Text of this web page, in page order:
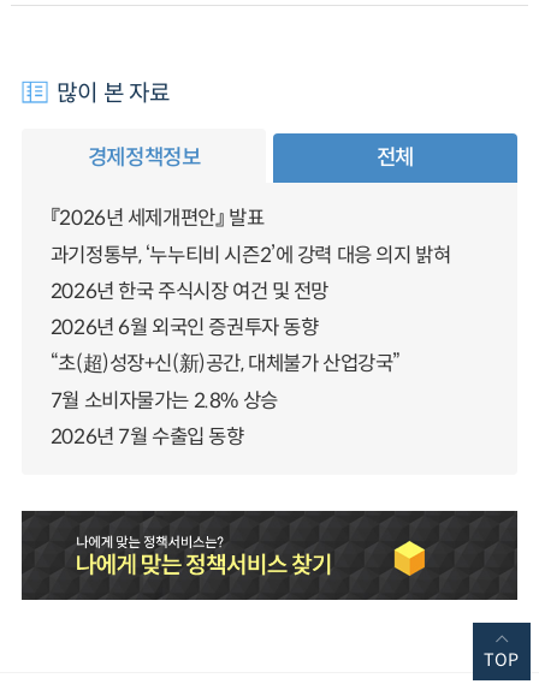
많이 본 자료
경제정책정보 전체
『2026년 세제개편안』 발표
과기정통부, ‘누누티비 시즌2’에 강력 대응 의지 밝혀
2026년 한국 주식시장 여건 및 전망
2026년 6월 외국인 증권투자 동향
“초(超)성장+신(新)공간, 대체불가 산업강국”
7월 소비자물가는 2.8% 상승
2026년 7월 수출입 동향
TOP